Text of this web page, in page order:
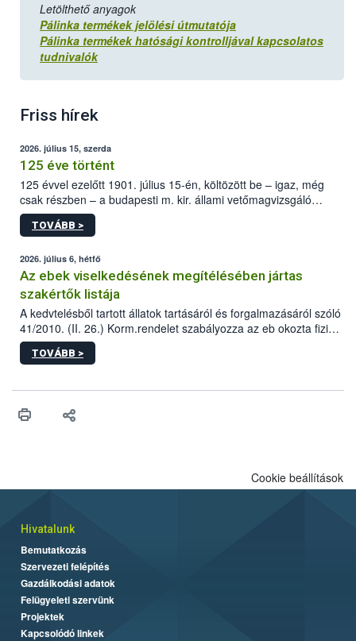
Letölthető anyagok
Pálinka termékek jelölési útmutatója
Pálinka termékek hatósági kontrolljával kapcsolatos
tudnivalók
Friss hírek
2026. július 15, szerda
125 éve történt
125 évvel ezelőtt 1901. július 15-én, költözött be – igaz, még
csak részben – a budapesti m. kir. állami vetőmagvizsgáló
állomás a Kis Rókus utca 15. szám alatti, Czigler Győző által
tervezett új épületébe.
TOVÁBB >
2026. július 6, hétfő
Az ebek viselkedésének megítélésében jártas
szakértők listája
A kedvtelésből tartott állatok tartásáról és forgalmazásáról szóló
41/2010. (II. 26.) Korm.rendelet szabályozza az eb okozta fizikai
sérülés, illetve ennek veszélye keletkezésekor felmerülő
hatósági feladatokat, valamint a veszélyes eb tartását és annak
vonni az ebek viselkedésének megítélésében jártas szakértőt.
TOVÁBB >
Cookie beállítások
Hivatalunk
Bemutatkozás
Szervezeti felépítés
Gazdálkodási adatok
Felügyeleti szervünk
Projektek
Kapcsolódó linkek